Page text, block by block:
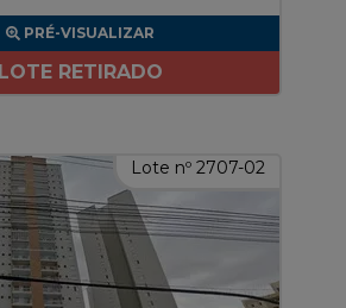
PRÉ-VISUALIZAR
LOTE RETIRADO
Lote nº 2707-02